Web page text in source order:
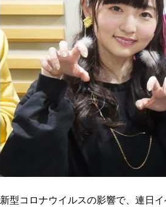
新型コロナウイルスの影響で、連日